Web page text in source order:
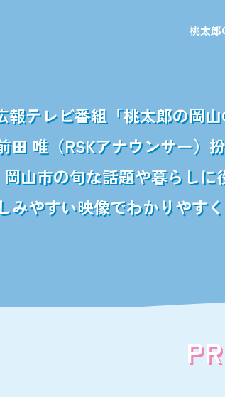
桃太郎
報テレビ番組「桃太郎の岡山
田 唯（RSKアナウンサー）
岡山市の旬な話題や暮らしに
みやすい映像でわかりやすく